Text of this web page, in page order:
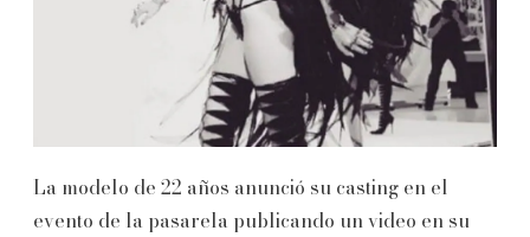
La modelo de 22 años anunció su casting en el
evento de la pasarela publicando un video en su